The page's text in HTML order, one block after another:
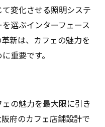
変化させる照明システ
選ぶインターフェース
新は、カフェの魅力を
重要です。
の魅力を最大限に引き
府のカフェ店舗設計で